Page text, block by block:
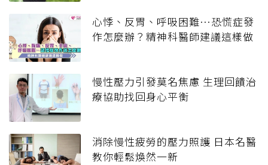
心悸、反胃、呼吸困難…恐慌症發
作怎麼辦？精神科醫師建議這樣做
慢性壓力引發莫名焦慮 生理回饋治
療協助找回身心平衡
消除慢性疲勞的壓力照護 日本名醫
教你輕鬆煥然一新